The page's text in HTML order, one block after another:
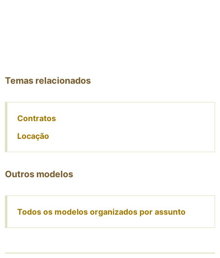
Temas relacionados
Contratos
Locação
Outros modelos
Todos os modelos organizados por assunto